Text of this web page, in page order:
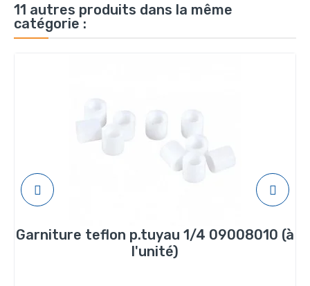
11 autres produits dans la même
catégorie :
Garniture teflon p.tuyau 1/4 09008010 (à
l'unité)